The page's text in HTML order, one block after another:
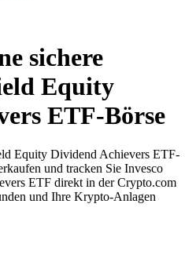
sichere
Equity
ETF-Börse
Equity Dividend Achievers ETF-
und tracken Sie Invesco
ETF direkt in der Crypto.com
und Ihre Krypto-Anlagen